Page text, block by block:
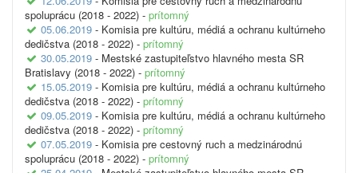
spoluprácu (2018 - 2022) - prítomný
05.06.2019 - Komisia pre kultúru, médiá a ochranu kultúrneho
dedičstva (2018 - 2022) - prítomný
30.05.2019 - Mestské zastupiteľstvo hlavného mesta SR
Bratislavy (2018 - 2022) - prítomný
15.05.2019 - Komisia pre kultúru, médiá a ochranu kultúrneho
dedičstva (2018 - 2022) - prítomný
09.05.2019 - Komisia pre kultúru, médiá a ochranu kultúrneho
dedičstva (2018 - 2022) - prítomný
07.05.2019 - Komisia pre cestovný ruch a medzinárodnú
spoluprácu (2018 - 2022) - prítomný